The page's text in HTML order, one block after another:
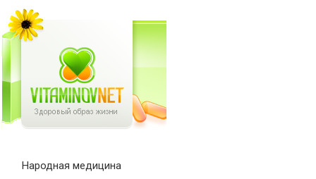
Народная медицина